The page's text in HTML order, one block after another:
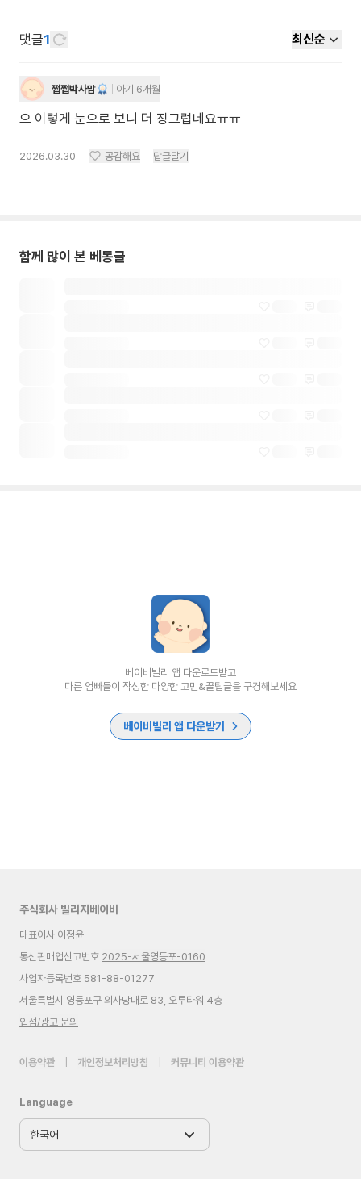
댓글1 최신순
쩝쩝박사맘 아기 6개월
으 이렇게 눈으로 보니 더 징그럽네요ㅠㅠ
2026.03.30 공감해요 답글달기
함께 많이 본 베동글
베이비빌리 앱 다운로드받고
다른 엄빠들이 작성한 다양한 고민&꿀팁글을 구경해보세요
베이비빌리 앱 다운받기
주식회사 빌리지베이비
대표이사 이정윤
통신판매업신고번호 2025-서울영등포-0160
사업자등록번호 581-88-01277
서울특별시 영등포구 의사당대로 83, 오투타워 4층
입점/광고 문의
이용약관 개인정보처리방침 커뮤니티 이용약관
Language